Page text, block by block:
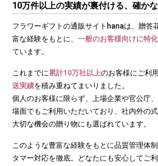
10万件以上の実績が裏付ける、確か
フラワーギフトの通販サイトhanaは、贈答
富な経験をもとに、 一般のお客様向けに特
ています。
これまでに累計10万社以上のお客様にご利
送実績を積み重ねてまいりました。
個人のお客様に限らず、上場企業や官公庁
場面でもご利用いただいており、社内外の
大切な機会の贈り物にも選ばれています。
このような豊富な経験をもとに品質管理体
タマー対応を徹底。どなたにも安心してご